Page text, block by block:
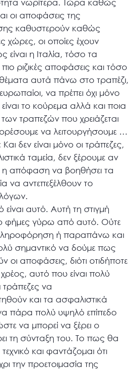
νωρίτερα. Τώρα καθώς
οι αποφάσεις της
καθυστερούν καθώς
χώρες, οι οποίες έχουν
η Ιταλία, τόσο τα
ριζικές αποφάσεις και τόσο
αυτά πάνω στο τραπέζι,
να πρέπει όχι μόνο
το κούρεμα αλλά και ποια
των τραπεζών που χρειάζεται
να λειτουργήσουμε …
δεν είναι μόνο οι τράπεζες,
ταμεία, δεν ξέρουμε αν
η απόφαση να βοηθήσει τα
να αντεπεξέλθουν το
αυτό. Αυτή τη στιγμή
φήμες γύρω από αυτό. Ούτε
ή παραπάνω και
σημαντικό να δούμε πως
αποφάσεις, διότι οτιδήποτε
αυτό που είναι πολύ
τράπεζες να
και τα ασφαλιστικά
πάρα πολύ υψηλό επίπεδο
να μπορεί να ξέρει ο
τη σύνταξη του. Το πως θα
τεχνικό και φαντάζομαι ότι
την προετοιμασία της